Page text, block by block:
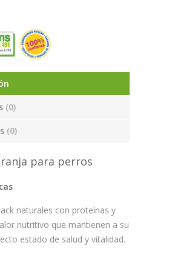
(0)
(0)
para perros
naturales con proteínas y
nutritivo que mantienen a su
estado de salud y vitalidad.